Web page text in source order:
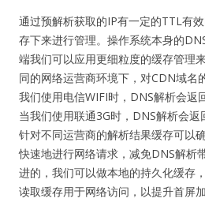
通过预解析获取的IP有一定的TTL有
存下来进行管理。操作系统本身的
端我们可以应用更细粒度的缓存管理
同的网络运营商环境下，对CDN域名
我们使用电信WIFI时，DNS解析会返
当我们使用联通3G时，DNS解析会返
针对不同运营商的解析结果缓存可以
快速地进行网络请求，减免DNS解析
进的，我们可以做本地的持久化缓存
读取缓存用于网络访问，以提升首屏加